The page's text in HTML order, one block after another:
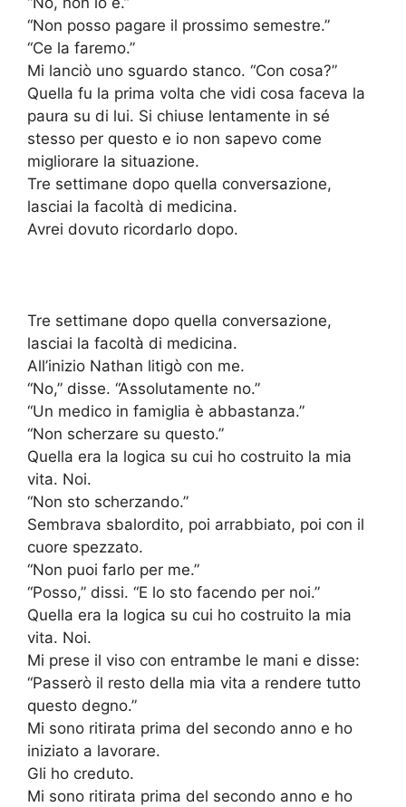
“Non posso pagare il prossimo semestre.”
“Ce la faremo.”
Mi lanciò uno sguardo stanco. “Con cosa?”
Quella fu la prima volta che vidi cosa faceva la
paura su di lui. Si chiuse lentamente in sé
stesso per questo e io non sapevo come
migliorare la situazione.
Tre settimane dopo quella conversazione,
lasciai la facoltà di medicina.
Avrei dovuto ricordarlo dopo.
Tre settimane dopo quella conversazione,
lasciai la facoltà di medicina.
All’inizio Nathan litigò con me.
“No,” disse. “Assolutamente no.”
“Un medico in famiglia è abbastanza.”
“Non scherzare su questo.”
Quella era la logica su cui ho costruito la mia
vita. Noi.
“Non sto scherzando.”
Sembrava sbalordito, poi arrabbiato, poi con il
cuore spezzato.
“Non puoi farlo per me.”
“Posso,” dissi. “E lo sto facendo per noi.”
Quella era la logica su cui ho costruito la mia
vita. Noi.
Mi prese il viso con entrambe le mani e disse:
“Passerò il resto della mia vita a rendere tutto
questo degno.”
Mi sono ritirata prima del secondo anno e ho
iniziato a lavorare.
Gli ho creduto.
Mi sono ritirata prima del secondo anno e ho